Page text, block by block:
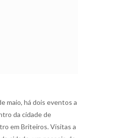
maio, há dois eventos a
da cidade de
em Briteiros. Visitas a